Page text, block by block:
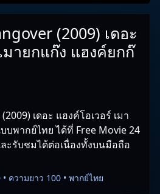
(2009) เดอะ
มายกแก๊ง แฮงค์ยกก๊
เดอะ แฮงค์โอเวอร์ เมา
บพากย์ไทย ได้ที่ Free Movie 24
ะรับชมได้ต่อเนื่องทั้งบนมือถือ
ความยาว 100 • พากย์ไทย